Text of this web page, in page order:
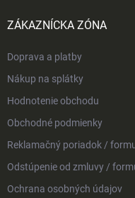
ZÁKAZNÍCKA ZÓNA
Doprava a platby
Nákup na splátky
Hodnotenie obchodu
Obchodné podmienky
Reklamačný poriadok /
Odstúpenie od zmluvy /
Ochrana osobných údajov